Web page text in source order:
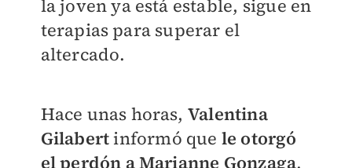
la joven ya está estable, sigue en
terapias para superar el
altercado.
Hace unas horas, Valentina
Gilabertinformó que le otorgó
el perdón a Marianne Gonzaga,